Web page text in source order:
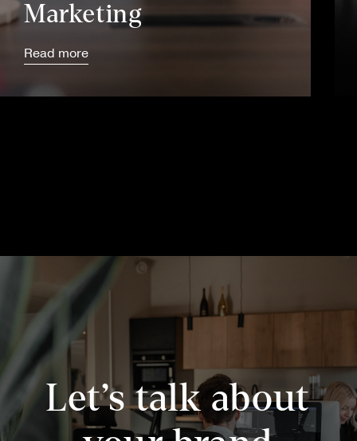
Marketing
Read more
Let’s talk about